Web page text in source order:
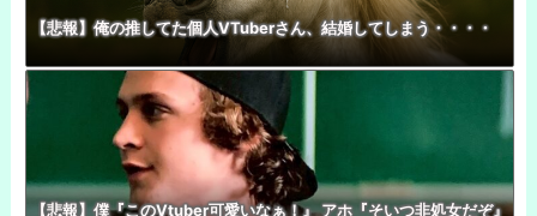
【悲報】俺の推してた個人VTuberさん、結婚してしまう・・・・
【悲報】僕『このVtuber可愛いなぁ！』 アホ『そいつ非処女だぞ』